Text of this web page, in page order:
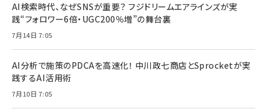
AI検索時代、なぜSNSが重要？ フジドリームエアラインズが実
践“フォロワー6倍・UGC200％増”の舞台裏
7月14日 7:05
AI分析で施策のPDCAを高速化！ 中川政七商店とSprocketが実
践するAI活用術
7月10日 7:05